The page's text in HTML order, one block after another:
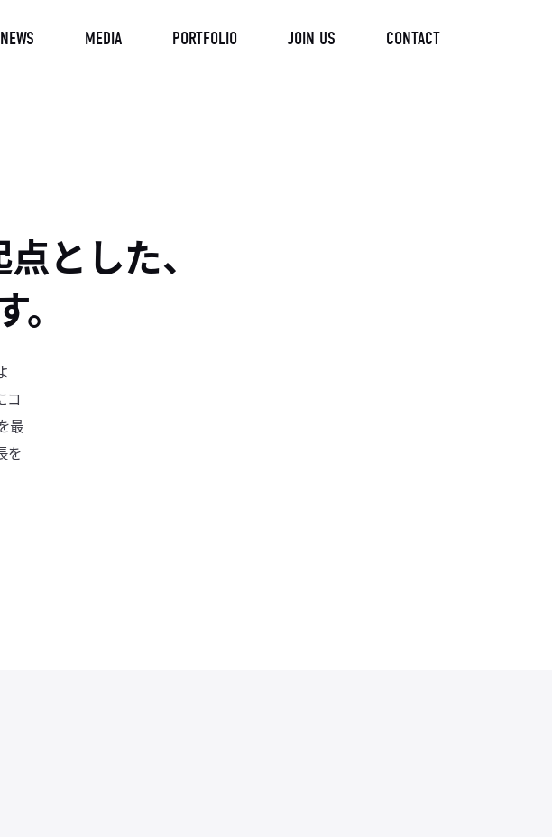
NEWS MEDIA PORTFOLIO JOIN US CONTACT
とした、
コ
最
を